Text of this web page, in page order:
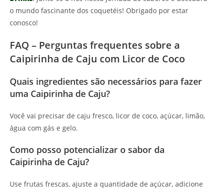
o mundo fascinante dos coquetéis! Obrigado por estar
conosco!
FAQ – Perguntas frequentes sobre a
Caipirinha de Caju com Licor de Coco
Quais ingredientes são necessários para fazer
uma Caipirinha de Caju?
Você vai precisar de caju fresco, licor de coco, açúcar, limão,
água com gás e gelo.
Como posso potencializar o sabor da
Caipirinha de Caju?
Use frutas frescas, ajuste a quantidade de açúcar, adicione